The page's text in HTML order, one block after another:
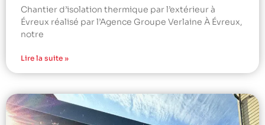
Chantier d’isolation thermique par l’extérieur à
Évreux réalisé par l’Agence Groupe Verlaine À Évreux,
notre
Lire la suite »